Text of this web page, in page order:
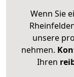
Wenn Sie
unsere
nehmen.
Ihren